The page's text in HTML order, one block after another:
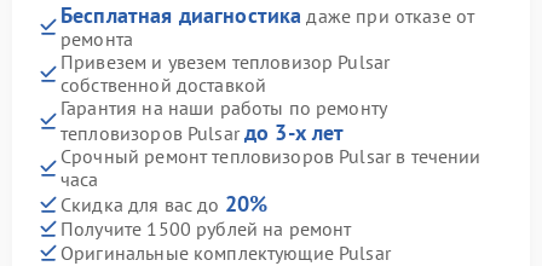
Бесплатная диагностика даже при отказе от
ремонта
Привезем и увезем тепловизор Pulsar
собственной доставкой
Гарантия на наши работы по ремонту
тепловизоров Pulsarдо 3-х лет
Срочный ремонт тепловизоров Pulsar в течении
часа
Скидка для вас до 20%
Получите 1500 рублей на ремонт
Оригинальные комплектующие Pulsar